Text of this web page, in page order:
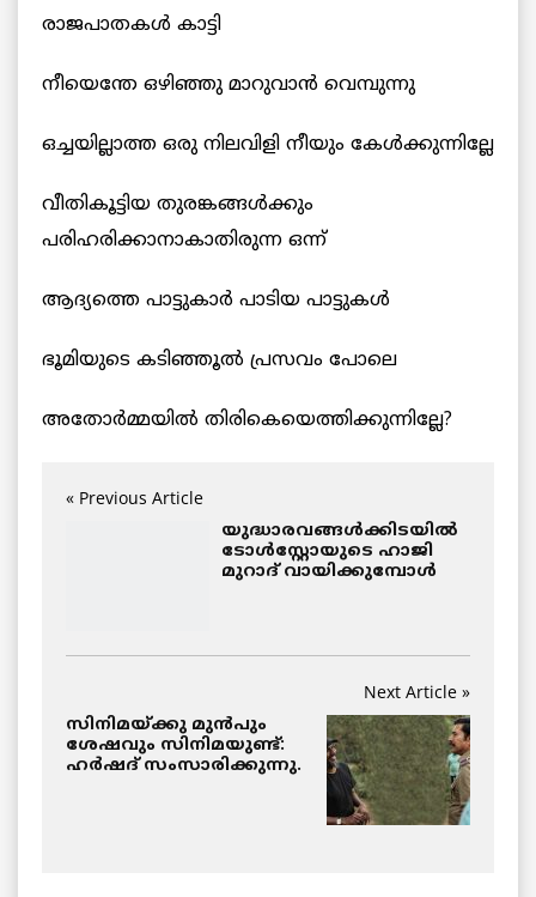
രാജപാതകള്‍ കാട്ടി
നീയെന്തേ ഒഴിഞ്ഞു മാറുവാന്‍ വെമ്പുന്നു
ഒച്ചയില്ലാത്ത ഒരു നിലവിളി നീയും കേള്‍ക്കുന്നില്ലേ
വീതികൂട്ടിയ തുരങ്കങ്ങള്‍ക്കും
പരിഹരിക്കാനാകാതിരുന്ന ഒന്ന്
ആദ്യത്തെ പാട്ടുകാര്‍ പാടിയ പാട്ടുകള്‍
ഭൂമിയുടെ കടിഞ്ഞൂല്‍ പ്രസവം പോലെ
അതോര്‍മ്മയില്‍ തിരികെയെത്തിക്കുന്നില്ലേ?
« Previous Article
യുദ്ധാരവങ്ങൾക്കിടയിൽ
ടോൾസ്റ്റോയുടെ ഹാജി
മുറാദ് വായിക്കുമ്പോൾ
Next Article »
സിനിമയ്ക്കു മുൻപും
ശേഷവും സിനിമയുണ്ട്:
ഹർഷദ് സംസാരിക്കുന്നു.